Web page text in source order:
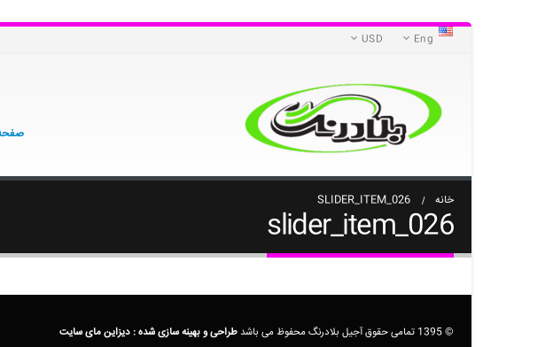
Eng
USD
خانه SLIDER_ITEM_026
slider_item_026
© 1395 تمامی حقوق آجیل بلادرنگ محفوظ می باشد طراحی و بهینه سازی شده : دیزاین مای سایت